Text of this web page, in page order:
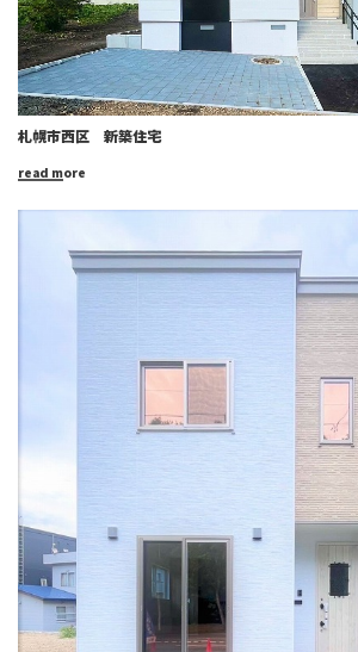
札幌市西区 新築住宅
read more